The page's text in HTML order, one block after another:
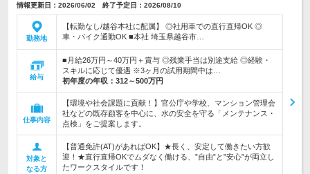
情報更新日：2026/06/02 終了予定日：2026/08/10
勤務地
【転勤なし/越谷本社に配属】 ◎社用車での直行直帰OK ◎
車・バイク通勤OK ■本社 埼玉県越谷市…
給与
■月給26万円～40万円＋賞与 ◎残業手当は別途支給 ◎経験・
スキルに応じて優遇 ※3ヶ月の試用期間中は…
初年度の年収： 312～500万円
仕事内容
【環境や社会課題に貢献！】官公庁や学校、マンション管理会
社などの既存顧客を中心に、水の安全を守る「メンテナンス・
点検」をご提案します。
対象と
なる方
【普通免許(AT)があればOK】★長く、安定して働きたい方歓
迎！★直行直帰OKでムダなく働ける、”自由”と”安心”が両立し
たワークスタイルです！